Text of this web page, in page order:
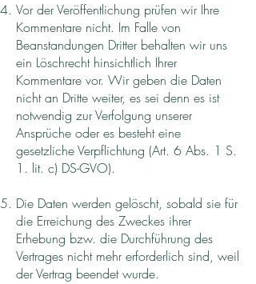
Vor der Veröffentlichung prüfen wir Ihre
Kommentare nicht. Im Falle von
Beanstandungen Dritter behalten wir uns
ein Löschrecht hinsichtlich Ihrer
Kommentare vor. Wir geben die Daten
nicht an Dritte weiter, es sei denn es ist
notwendig zur Verfolgung unserer
Ansprüche oder es besteht eine
gesetzliche Verpflichtung (Art. 6 Abs. 1 S.
1. lit. c) DS-GVO).
Die Daten werden gelöscht, sobald sie für
die Erreichung des Zweckes ihrer
Erhebung bzw. die Durchführung des
Vertrages nicht mehr erforderlich sind, weil
der Vertrag beendet wurde.